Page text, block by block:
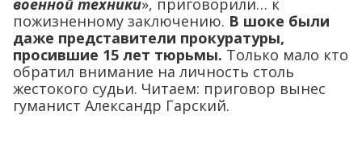
военной техники», приговорили… к
пожизненному заключению. В шоке были
даже представители прокуратуры,
просившие 15 лет тюрьмы. Только мало кто
обратил внимание на личность столь
жестокого судьи. Читаем: приговор вынес
гуманист Александр Гарский.